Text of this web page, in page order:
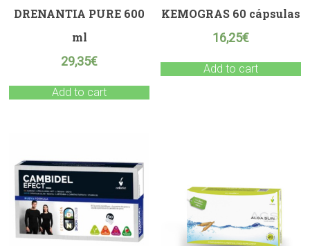
DRENANTIA PURE 600
ml
29,35€
Add to cart
KEMOGRAS 60 cápsulas
16,25€
Add to cart